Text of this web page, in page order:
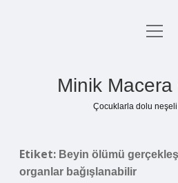
Anasayfa
Minik
Çocuklarla dolu
Etiket: Beyin ölümü
organlar bağışlanabilir